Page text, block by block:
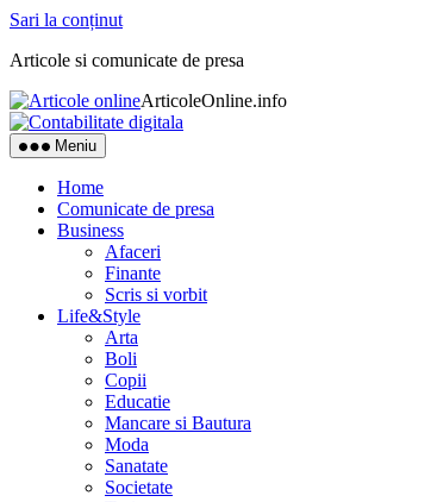
Sari la conținut
Articole si comunicate de presa
ArticoleOnline.info
Meniu
Home
Comunicate de presa
Business
Afaceri
Finante
Scris si vorbit
Life&Style
Arta
Boli
Copii
Educatie
Mancare si Bautura
Moda
Sanatate
Societate